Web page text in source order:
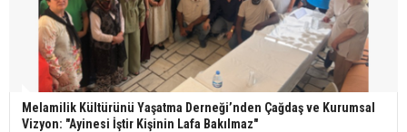
Melamilik Kültürünü Yaşatma Derneği’nden Çağdaş ve Kurumsal
Vizyon: "Ayinesi İştir Kişinin Lafa Bakılmaz"